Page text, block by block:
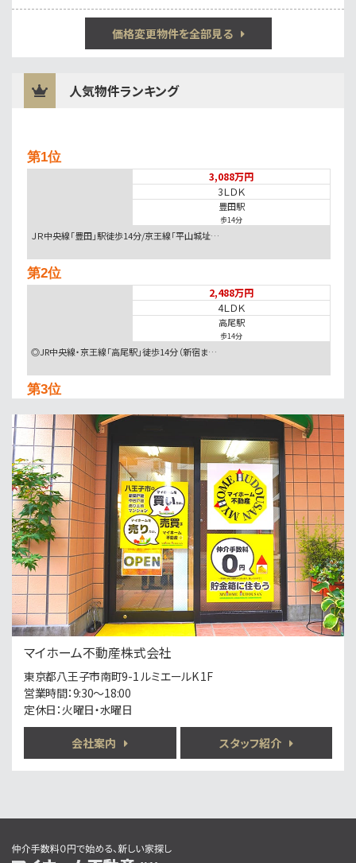
価格変更物件を全部見る
人気物件ランキング
第1位
3,088万円
3ＬＤＫ
豊田駅
歩14分
ＪＲ中央線「豊田」駅徒歩14分/京王線「平山城址…
第2位
2,488万円
4ＬＤＫ
高尾駅
歩14分
◎JR中央線・京王線「高尾駅」徒歩14分（新宿ま…
第3位
西八王子駅
バ9分 ・歩9分
◎マイホーム不動産かでお預かりしている物件です。…
第4位
3,890万円
4ＳＬＤＫ
山田駅
歩5分
◎京王高尾線「山田駅」徒歩5分（京王新宿駅まで約…
第5位
ダイワハウスの軽量鉄骨造・南道路のリフォーム済邸…
1,988万円
4ＬＤＫ
好◎JR中央線「西八王子駅」徒歩14分（新宿まで…
第7位
マイホーム不動産株式会社
東京都八王子市南町9-1 ルミエールK 1F
営業時間：9:30〜18:00
定休日：火曜日・水曜日
会社案内 スタッフ紹介